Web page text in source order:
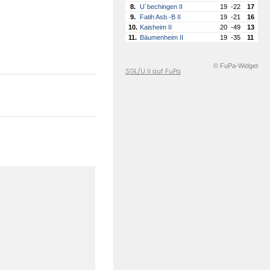
8.
U´bechingen II 19 -22
17
9.
Fatih Asb.-B II 19 -21
16
10. Kaisheim II 20 -49
13
11. Bäumenheim II 19 -35 11
© FuPa-Widget
SGL/U II auf FuPa